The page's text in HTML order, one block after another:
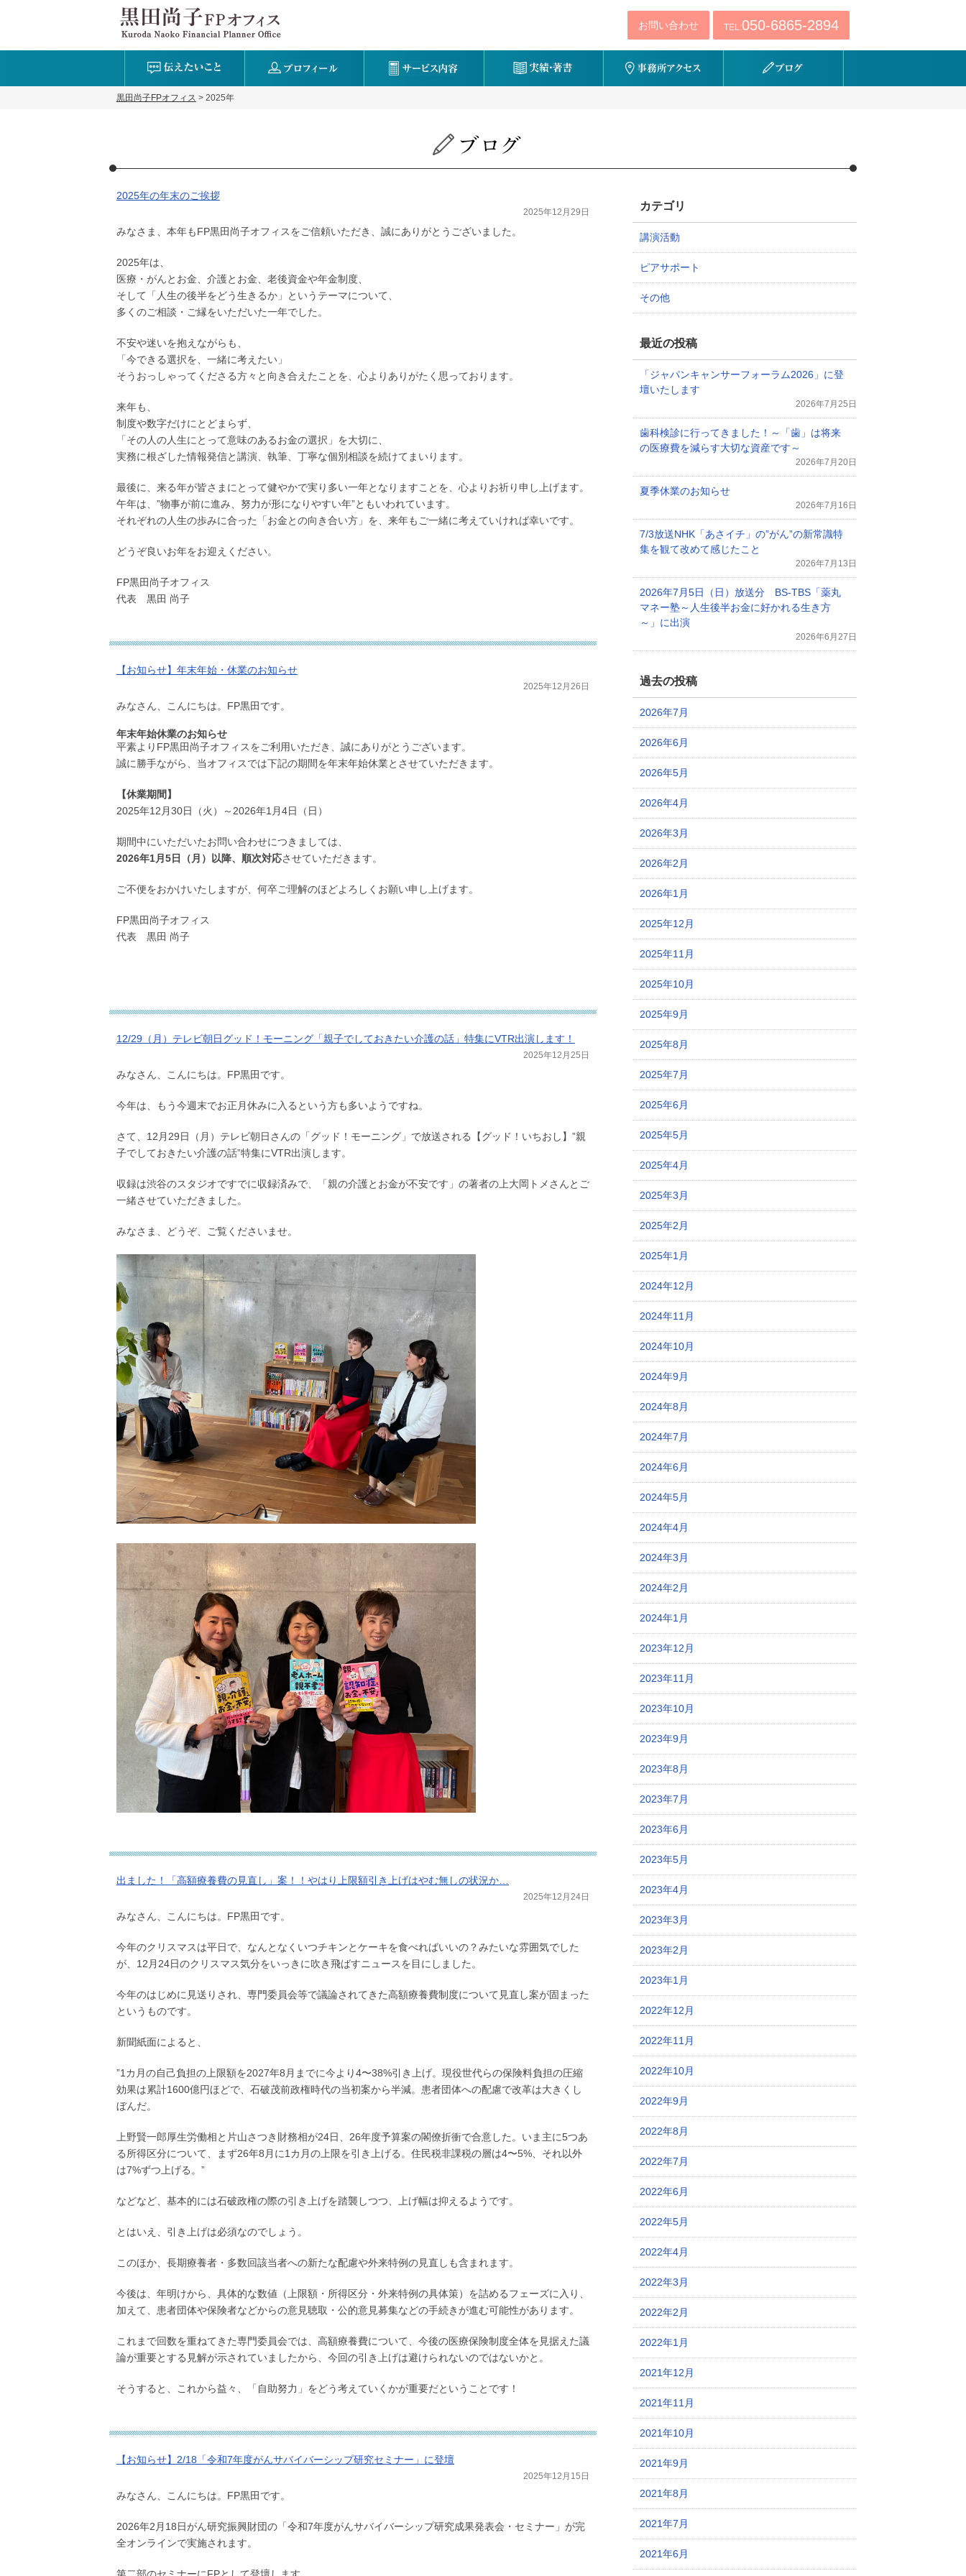
TEL:050-6865-2894
お問い合わせ
黒田尚子FPオフィス > 2025年
2025年の年末のご挨拶
2025年12月29日
みなさま、本年もFP黒田尚子オフィスをご信頼いただき、誠にありがとうございました。
2025年は、
医療・がんとお金、介護とお金、老後資金や年金制度、
そして「人生の後半をどう生きるか」というテーマについて、
多くのご相談・ご縁をいただいた一年でした。
不安や迷いを抱えながらも、
「今できる選択を、一緒に考えたい」
そうおっしゃってくださる方々と向き合えたことを、心よりありがたく思っております。
来年も、
制度や数字だけにとどまらず、
「その人の人生にとって意味のあるお金の選択」を大切に、
実務に根ざした情報発信と講演、執筆、丁寧な個別相談を続けてまいります。
最後に、来る年が皆さまにとって健やかで実り多い一年となりますことを、心よりお祈り申し上げます。
午年は、”物事が前に進み、努力が形になりやすい年”ともいわれています。
それぞれの人生の歩みに合った「お金との向き合い方」を、来年もご一緒に考えていければ幸いです。
どうぞ良いお年をお迎えください。
FP黒田尚子オフィス
代表 黒田 尚子
【お知らせ】年末年始・休業のお知らせ
2025年12月26日
みなさん、こんにちは。FP黒田です。
年末年始休業のお知らせ
平素よりFP黒田尚子オフィスをご利用いただき、誠にありがとうございます。
誠に勝手ながら、当オフィスでは下記の期間を年末年始休業とさせていただきます。
【休業期間】
2025年12月30日（火）～2026年1月4日（日）
期間中にいただいたお問い合わせにつきましては、
2026年1月5日（月）以降、順次対応させていただきます。
ご不便をおかけいたしますが、何卒ご理解のほどよろしくお願い申し上げます。
FP黒田尚子オフィス
代表 黒田 尚子
12/29（月）テレビ朝日グッド！モーニング「親子でしておきたい介護の話」特集にVTR出演します！
2025年12月25日
みなさん、こんにちは。FP黒田です。
今年は、もう今週末でお正月休みに入るという方も多いようですね。
さて、12月29日（月）テレビ朝日さんの「グッド！モーニング」で放送される【グッド！いちおし】”親
子でしておきたい介護の話”特集にVTR出演します。
収録は渋谷のスタジオですでに収録済みで、「親の介護とお金が不安です」の著者の上大岡トメさんとご
一緒させていただきました。
みなさま、どうぞ、ご覧くださいませ。
出ました！「高額療養費の見直し」案！！やはり上限額引き上げはやむ無しの状況か…
2025年12月24日
みなさん、こんにちは。FP黒田です。
今年のクリスマスは平日で、なんとなくいつチキンとケーキを食べればいいの？みたいな雰囲気でした
が、12月24日のクリスマス気分をいっきに吹き飛ばすニュースを目にしました。
今年のはじめに見送りされ、専門委員会等で議論されてきた高額療養費制度について見直し案が固まった
というものです。
新聞紙面によると、
”1カ月の自己負担の上限額を2027年8月までに今より4〜38%引き上げ。現役世代らの保険料負担の圧縮
効果は累計1600億円ほどで、石破茂前政権時代の当初案から半減。患者団体への配慮で改革は大きくし
ぼんだ。
上野賢一郎厚生労働相と片山さつき財務相が24日、26年度予算案の閣僚折衝で合意した。いま主に5つあ
る所得区分について、まず26年8月に1カ月の上限を引き上げる。住民税非課税の層は4〜5%、それ以外
は7%ずつ上げる。”
などなど、基本的には石破政権の際の引き上げを踏襲しつつ、上げ幅は抑えるようです。
とはいえ、引き上げは必須なのでしょう。
このほか、長期療養者・多数回該当者への新たな配慮や外来特例の見直しも含まれます。
今後は、年明けから、具体的な数値（上限額・所得区分・外来特例の具体策）を詰めるフェーズに入り、
加えて、患者団体や保険者などからの意見聴取・公的意見募集などの手続きが進む可能性があります。
これまで回数を重ねてきた専門委員会では、高額療養費について、今後の医療保険制度全体を見据えた議
論が重要とする見解が示されていましたから、今回の引き上げは避けられないのではないかと。
そうすると、これから益々、「自助努力」をどう考えていくかが重要だということです！
【お知らせ】2/18「令和7年度がんサバイバーシップ研究セミナー」に登壇
2025年12月15日
みなさん、こんにちは。FP黒田です。
2026年2月18日がん研究振興財団の「令和7年度がんサバイバーシップ研究成果発表会・セミナー」が完
全オンラインで実施されます。
カテゴリ
講演活動
ピアサポート
その他
最近の投稿
「ジャパンキャンサーフォーラム2026」に登
壇いたします
2026年7月25日
歯科検診に行ってきました！～「歯」は将来
の医療費を減らす大切な資産です～
2026年7月20日
夏季休業のお知らせ
2026年7月16日
7/3放送NHK「あさイチ」の”がん”の新常識特
集を観て改めて感じたこと
2026年7月13日
2026年7月5日（日）放送分 BS-TBS「薬丸
マネー塾～人生後半お金に好かれる生き方
～」に出演
2026年6月27日
過去の投稿
2026年7月
2026年6月
2026年5月
2026年4月
2026年3月
2026年2月
2026年1月
2025年12月
2025年11月
2025年10月
2025年9月
2025年8月
2025年7月
2025年6月
2025年5月
2025年4月
2025年3月
2025年2月
2025年1月
2024年12月
2024年11月
2024年10月
2024年9月
2024年8月
2024年7月
2024年6月
2024年5月
2024年4月
2024年3月
2024年2月
2024年1月
2023年12月
2023年11月
2023年10月
2023年9月
2023年8月
2023年7月
2023年6月
2023年5月
2023年4月
2023年3月
2023年2月
2023年1月
2022年12月
2022年11月
2022年10月
2022年9月
2022年8月
2022年7月
2022年6月
2022年5月
2022年4月
2022年3月
2022年2月
2022年1月
2021年12月
2021年11月
2021年10月
2021年9月
2021年8月
2021年7月
2021年6月